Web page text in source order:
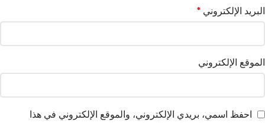
البريد الإلكتروني *
الموقع الإلكتروني
احفظ اسمي، بريدي الإلكتروني، والموقع الإلكتروني في هذا